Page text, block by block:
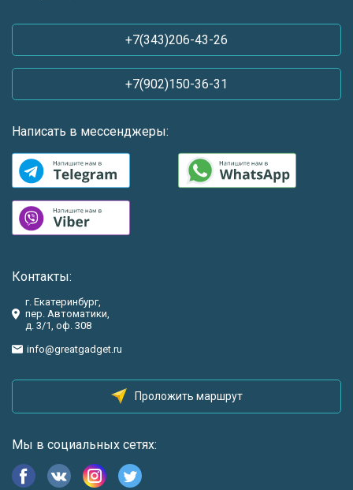
+7(343)206-43-26
+7(902)150-36-31
Написать в мессенджеры:
Контакты:
г. Екатеринбург,
пер. Автоматики,
д. 3/1, оф. 308
info@greatgadget.ru
Проложить маршрут
Мы в социальных сетях: